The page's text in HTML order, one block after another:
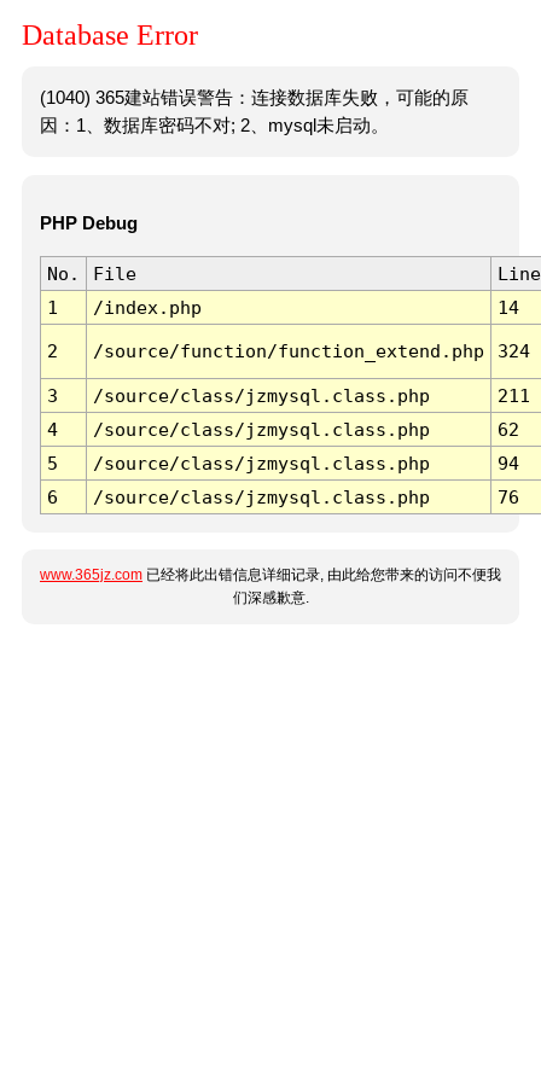
Database Error
(1040) 365建站错误警告：连接数据库失败，可能的原
因：1、数据库密码不对; 2、mysql未启动。
PHP Debug
No. File
Line
1
/index.php 14
2 /source/function/function_extend.php 324
3 /source/class/jzmysql.class.php
211
4
/source/class/jzmysql.class.php
62
5
/source/class/jzmysql.class.php
94
6
/source/class/jzmysql.class.php 76
www.365jz.com 已经将此出错信息详细记录, 由此给您带来的访问不便我
们深感歉意.